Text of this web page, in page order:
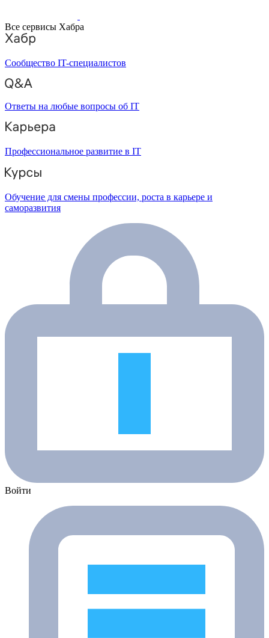
Все сервисы Хабра
Сообщество IT-специалистов
Ответы на любые вопросы об IT
Профессиональное развитие в IT
Обучение для смены профессии, роста в карьере и
саморазвития
Войти